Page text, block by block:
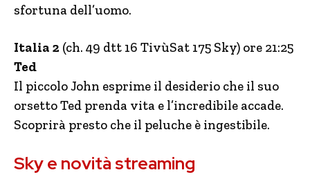
sfortuna dell’uomo.
Italia 2 (ch. 49 dtt 16 TivùSat 175 Sky) ore 21:25
Ted
Il piccolo John esprime il desiderio che il suo
orsetto Ted prenda vita e l’incredibile accade.
Scoprirà presto che il peluche è ingestibile.
Sky e novità streaming